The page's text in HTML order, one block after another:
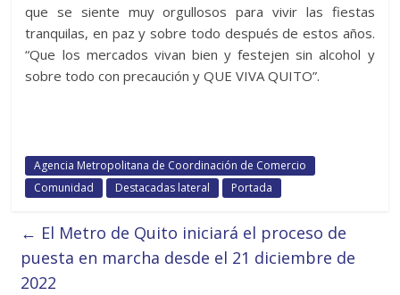
que se siente muy orgullosos para vivir las fiestas
tranquilas, en paz y sobre todo después de estos años.
“Que los mercados vivan bien y festejen sin alcohol y
sobre todo con precaución y QUE VIVA QUITO”.
Agencia Metropolitana de Coordinación de Comercio
Comunidad
Destacadas lateral Portada
← El Metro de Quito iniciará el proceso de
puesta en marcha desde el 21 diciembre de
2022